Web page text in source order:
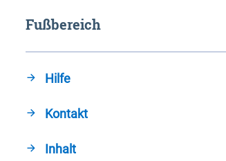
Fußbereich
Hilfe
Kontakt
Inhalt